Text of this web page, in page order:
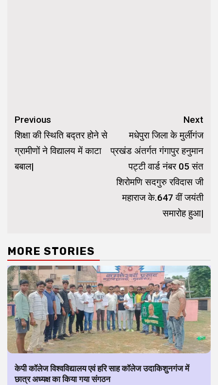
Continue
Reading
Previous
शिक्षा की स्थिति बद्तर होने से
ग्रामीणों ने विद्यालय में काटा
बबाल|
Next
मधेपुरा जिला के मुर्लीगंज
प्रखंड अंतर्गत गंगापुर हनुमान
पट्टी वार्ड नंबर 05 संत
शिरोमणि सदगुरु रविदास जी
महाराज के.647 वीं जयंती
समारोह हुआ|
MORE STORIES
केपी कॉलेज विश्वविद्यालय एवं हरि साह कॉलेज उदाकिशुनगंज में
छात्र अध्यक्ष का किया गया संगठन